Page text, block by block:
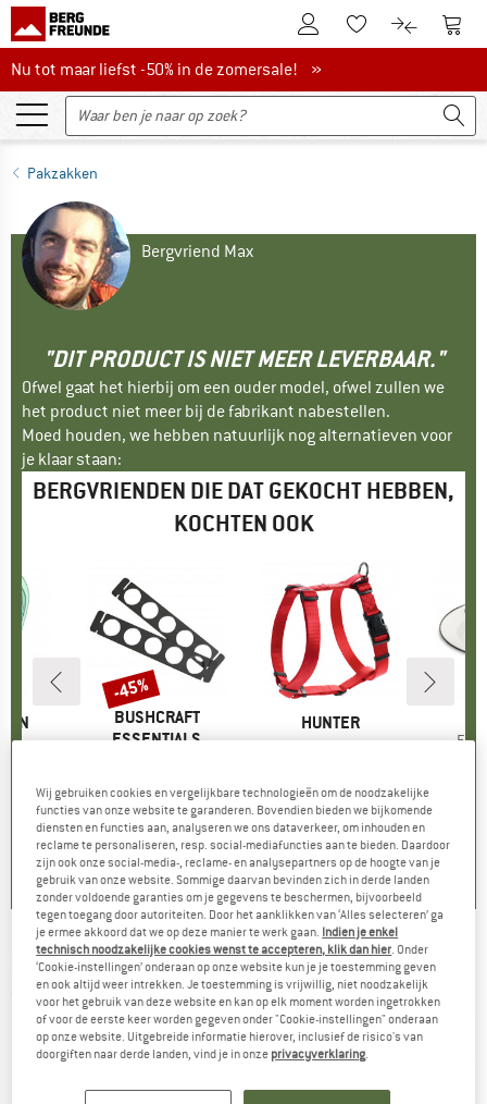
De klantenaccount
Naar deNaar de
Nu tot maar liefst -50% in de zomersale!
Nu tot maar liefst -50% in de zomersale! »
Pakzakken
Bergvriend Max
"DIT PRODUCT IS NIET MEER LEVERBAAR."
Ofwel gaat het hierbij om een ouder model, ofwel zullen we
het product niet meer bij de fabrikant nabestellen.
Moed houden, we hebben natuurlijk nog alternatieven voor
je klaar staan:
BERGVRIENDEN DIE DAT GEKOCHT HEBBEN,
KOCHTEN OOK
prijs
€ 17,96
)
MERK
BUSHCRAFT
ESSENTIALS
€ 5,90 Verlaagde prijs
€ 3,25
0,0(0)
Korting
-45%
MERK
HUNTER
Prijs
vanaf € 8,00
4,0(2)
DB -Essential L Deep Packing Cube - Pakzak
(0)
Wij gebruiken cookies en vergelijkbare technologieën om de noodzakelijke
functies van onze website te garanderen. Bovendien bieden we bijkomende
diensten en functies aan, analyseren we ons dataverkeer, om inhouden en
reclame te personaliseren, resp. social-mediafuncties aan te bieden. Daardoor
zijn ook onze social-media-, reclame- en analysepartners op de hoogte van je
gebruik van onze website. Sommige daarvan bevinden zich in derde landen
zonder voldoende garanties om je gegevens te beschermen, bijvoorbeeld
tegen toegang door autoriteiten. Door het aanklikken van ‘Alles selecteren’ ga
je ermee akkoord dat we op deze manier te werk gaan. Indien je enkel
technisch noodzakelijke cookies wenst te accepteren, klik dan hier . Onder
‘Cookie-instellingen’ onderaan op onze website kun je je toestemming geven
en ook altijd weer intrekken. Je toestemming is vrijwillig, niet noodzakelijk
voor het gebruik van deze website en kan op elk moment worden ingetrokken
of voor de eerste keer worden gegeven onder "Cookie-instellingen" onderaan
op onze website. Uitgebreide informatie hierover, inclusief de risico's van
doorgiften naar derde landen, vind je in onze privacyverklaring